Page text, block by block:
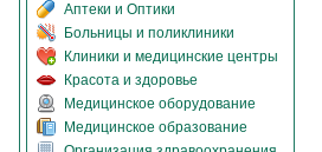
Аптеки и Оптики
Больницы и поликлиники
Клиники и медицинские центры
Красота и здоровье
Медицинское оборудование
Медицинское образование